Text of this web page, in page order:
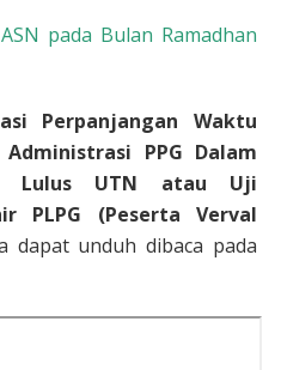
pada Bulan Ramadhan
Perpanjangan Waktu
PPG Dalam
Lulus UTN atau Uji
PLPG (Peserta Verval
dapat unduh dibaca pada